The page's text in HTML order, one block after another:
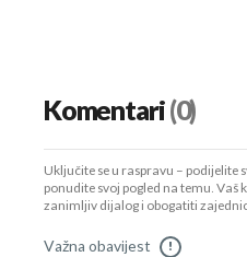
Komentari(0)
Uključite se u raspravu – podijelite
ponudite svoj pogled na temu.
zanimljiv dijalog i obogatiti
Važna obavijest !